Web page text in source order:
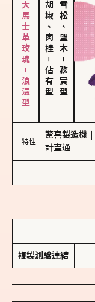
大馬士革玫瑰－浪漫型 胡椒、肉桂
－
佔有型
雪松、聖木
－
務實型
特性
驚喜製造機
計畫通
複製測驗連結